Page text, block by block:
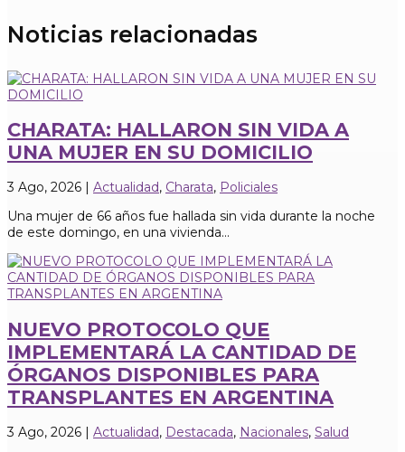
Noticias relacionadas
CHARATA: HALLARON SIN VIDA A
UNA MUJER EN SU DOMICILIO
3 Ago, 2026 Actualidad, Charata, Policiales
Una mujer de 66 años fue hallada sin vida durante la noche
de este domingo, en una vivienda...
NUEVO PROTOCOLO QUE
IMPLEMENTARÁ LA CANTIDAD DE
ÓRGANOS DISPONIBLES PARA
TRANSPLANTES EN ARGENTINA
3 Ago, 2026 | Actualidad, Destacada, Nacionales, Salud